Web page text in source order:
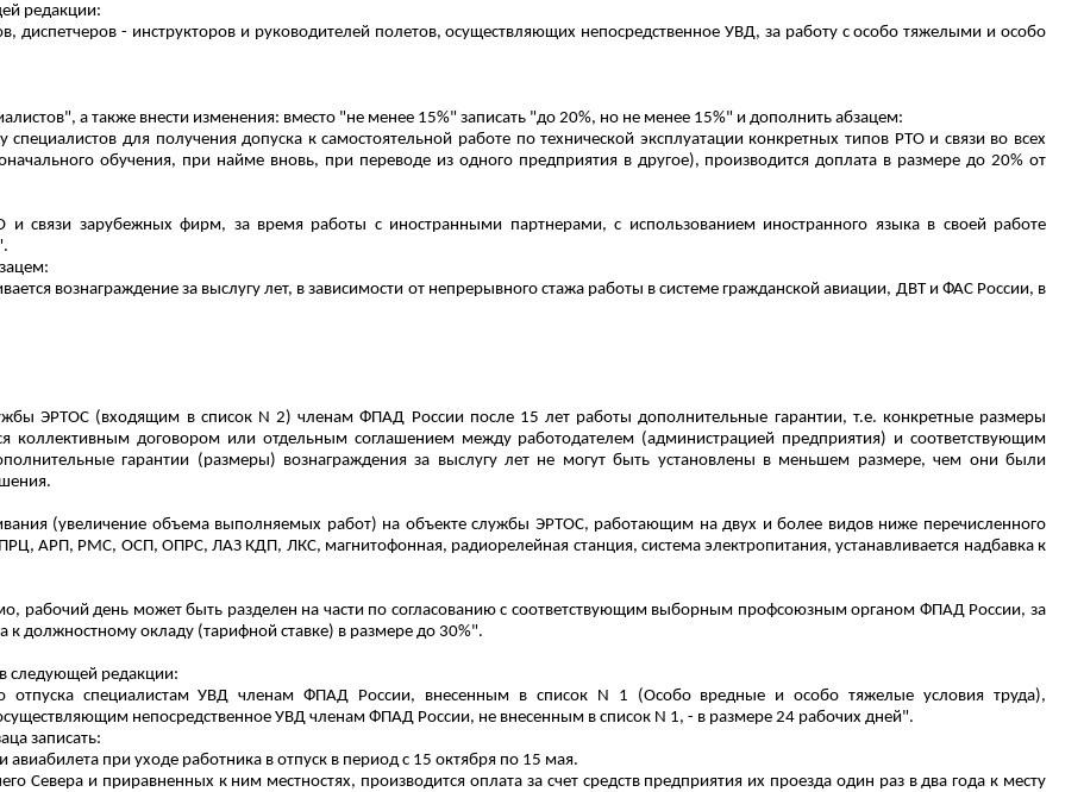
редакции:
диспетчеров - инструкторов и руководителей полетов, осуществляющих непосредственное УВД, за работу с особо тяжелыми и особо
а также внести изменения: вместо "не менее 15%" записать "до 20%, но не менее 15%" и дополнить абзацем:
для получения допуска к самостоятельной работе по технической эксплуатации конкретных типов РТО и связи во всех
обучения, при найме вновь, при переводе из одного предприятия в другое), производится доплата в размере до 20% от
и связи зарубежных фирм, за время работы с иностранными партнерами, с использованием иностранного языка в своей работе
вознаграждение за выслугу лет, в зависимости от непрерывного стажа работы в системе гражданской авиации, ДВТ и ФАС России, в
ЭРТОС (входящим в список N 2) членам ФПАД России после 15 лет работы дополнительные гарантии, т.е. конкретные размеры
коллективным договором или отдельным соглашением между работодателем (администрацией предприятия) и соответствующим
гарантии (размеры) вознаграждения за выслугу лет не могутбыть установлены в меньшем размере, чем они были
(увеличение объема выполняемых работ) на объекте службы ЭРТОС, работающим на двух и более видов ниже перечисленного
АРП, РМС, ОСП, ОПРС, ЛАЗ КДП, ЛКС, магнитофонная, радиорелейная станция, система электропитания, устанавливается надбавка к
рабочий день может быть разделен на части по согласованию с соответствующим выборным профсоюзным органом ФПАД России, за
должностному окладу (тарифной ставке) в размере до 30%".
следующей редакции:
отпуска специалистам УВД членам ФПАД России, внесенным в список N 1 (Особо вредные и особо тяжелые условия труда),
непосредственное УВД членам ФПАД России, не внесенным в список N 1, - в размере 24 рабочих дней".
записать:
при уходе работника в отпуск в период с 15 октября по 15 мая.
Севера и приравненных к ним местностях, производится оплата за счет средств предприятия их проезда один раз в два года к месту